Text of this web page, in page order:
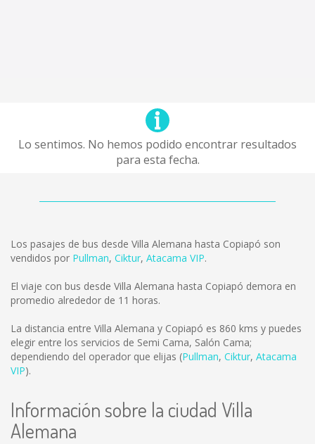
Lo sentimos. No hemos podido encontrar resultados
para esta fecha.
Los pasajes de bus desde Villa Alemana hasta Copiapó son
vendidos por Pullman, Ciktur, Atacama VIP.
El viaje con bus desde Villa Alemana hasta Copiapó demora en
promedio alrededor de 11 horas.
La distancia entre Villa Alemana y Copiapó es 860 kms y puedes
elegir entre los servicios de Semi Cama, Salón Cama;
dependiendo del operador que elijas (Pullman, Ciktur, Atacama
VIP).
Información sobre la ciudad Villa
Alemana